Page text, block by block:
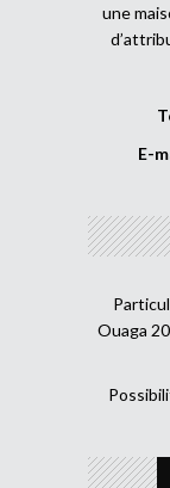
une
E-
Ouaga